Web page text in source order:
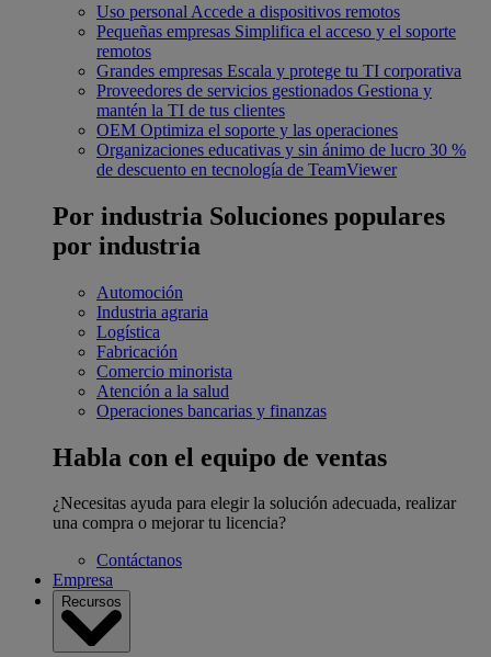
Uso personal Accede a dispositivos remotos
Pequeñas empresas Simplifica el acceso y el soporte
remotos
Grandes empresas Escala y protege tu TI corporativa
Proveedores de servicios gestionados Gestiona y
mantén la TI de tus clientes
OEM Optimiza el soporte y las operaciones
Organizaciones educativas y sin ánimo de lucro 30 %
de descuento en tecnología de TeamViewer
Por industria Soluciones populares
por industria
Automoción
Industria agraria
Logística
Fabricación
Comercio minorista
Atención a la salud
Operaciones bancarias y finanzas
Habla con el equipo de ventas
¿Necesitas ayuda para elegir la solución adecuada, realizar
una compra o mejorar tu licencia?
Contáctanos
Empresa
Recursos